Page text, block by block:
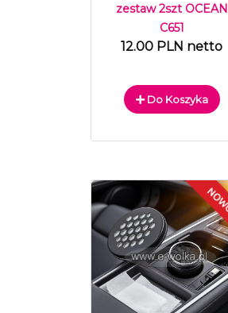
zestaw 2szt OCEAN
C651
12.00 PLN netto
Do Koszyka